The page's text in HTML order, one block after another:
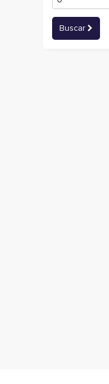
Buscar